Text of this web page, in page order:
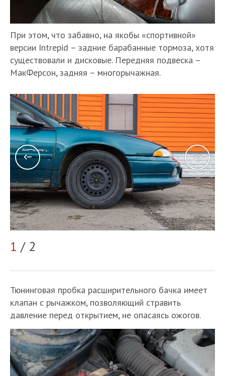
При этом, что забавно, на якобы «спортивной»
версии Intrepid – задние барабанные тормоза, хотя
существовали и дисковые. Передняя подвеска –
МакФерсон, задняя – многорычажная.
1 / 2
Тюнинговая пробка расширительного бачка имеет
клапан с рычажком, позволяющий стравить
давление перед открытием, не опасаясь ожогов.